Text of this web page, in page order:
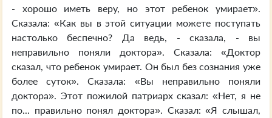
- хорошо иметь веру, но этот ребенок умирает».
Сказала: «Как вы в этой ситуации можете поступать
настолько беспечно? Да ведь, - сказала, - вы
неправильно поняли доктора». Сказала: «Доктор
сказал, что ребенок умирает. Он был без сознания уже
более суток». Сказала: «Вы неправильно поняли
доктора». Этот пожилой патриарх сказал: «Нет, я не
по... правильно понял доктора». Сказал: «Я слышал,